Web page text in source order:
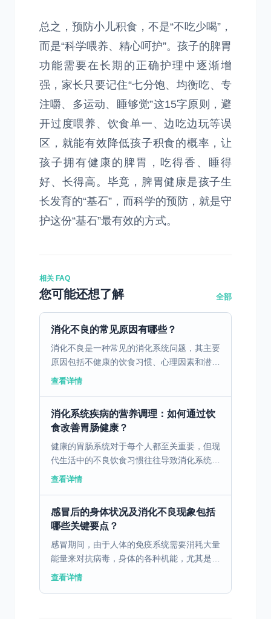
总之，预防小儿积食，不是“不吃少喝”，
而是“科学喂养、精心呵护”。孩子的脾胃
功能需要在长期的正确护理中逐渐增
强，家长只要记住“七分饱、均衡吃、专
注嚼、多运动、睡够觉”这15字原则，避
开过度喂养、饮食单一、边吃边玩等误
区，就能有效降低孩子积食的概率，让
孩子拥有健康的脾胃，吃得香、睡得
好、长得高。毕竟，脾胃健康是孩子生
长发育的“基石”，而科学的预防，就是守
护这份“基石”最有效的方式。
相关 FAQ
您可能还想了解 全部
消化不良的常见原因有哪些？
消化不良是一种常见的消化系统问题，其主要
原因包括不健康的饮食习惯、心理因素和潜在
的疾病。不健康的饮食习惯，如暴饮暴食、进
查看详情
消化系统疾病的营养调理：如何通过饮
食改善胃肠健康？
健康的胃肠系统对于每个人都至关重要，但现
代生活中的不良饮食习惯往往导致消化系统疾
病的高发。通过科学合理的饮食调理，可以有
查看详情
感冒后的身体状况及消化不良现象包括
哪些关键要点？
感冒期间，由于人体的免疫系统需要消耗大量
能量来对抗病毒，身体的各种机能，尤其是消
化系统，可能会受到影响。免疫系统启动后，
查看详情